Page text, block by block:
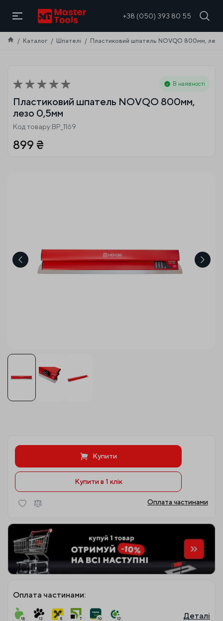
+38 (050) 393 80 55
UA
Каталог Шпателі Пластиковий шпатель NOVQO 800мм,
В наявності
Пластиковий шпатель NOVQO 800мм,
лезо 0,5мм
Код товару:BP_1169
899 ₴
Купити
Купити в 1 клiк
Оплата частинами
Оплата частинами:
Деталі